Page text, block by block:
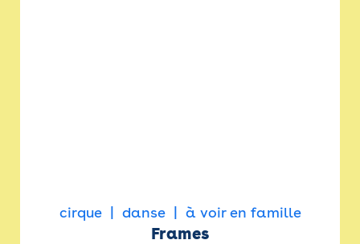
cirque danse à voir en famille
Frames